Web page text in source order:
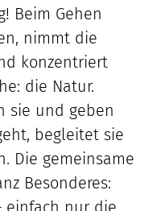
Beim Gehen
nimmt die
konzentriert
die Natur.
sie und geben
begleitet sie
Die gemeinsame
Besonderes:
einfach nur die